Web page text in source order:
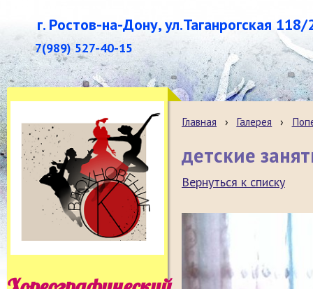
г. Ростов-на-Дону, ул.Таганрогская 118/
7(989) 527-40-15
Главная › Галерея ›
детские
Вернуться к списку